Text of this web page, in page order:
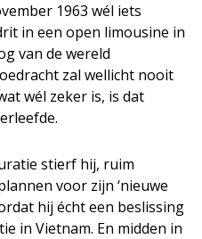
1963 wél iets
in een open limousine in
van de wereld
zal wellicht nooit
wél zeker is, is dat
stierf hij, ruim
voor zijn ‘nieuwe
hij écht een beslissing
in Vietnam. En midden in